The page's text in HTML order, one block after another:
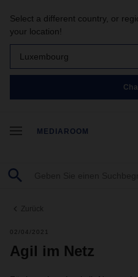
Select a different country, or
your location!
Luxembourg
MEDIAROOM
Zurück
02/04/2021
Agil im Netz